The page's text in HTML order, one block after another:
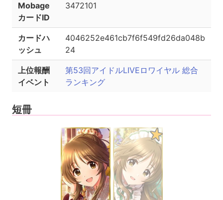
Mobage
カードID
3472101
カードハ
ッシュ
4046252e461cb7f6f549fd26da048b
24
上位報酬
イベント
第53回アイドルLIVEロワイヤル 総合
ランキング
短冊